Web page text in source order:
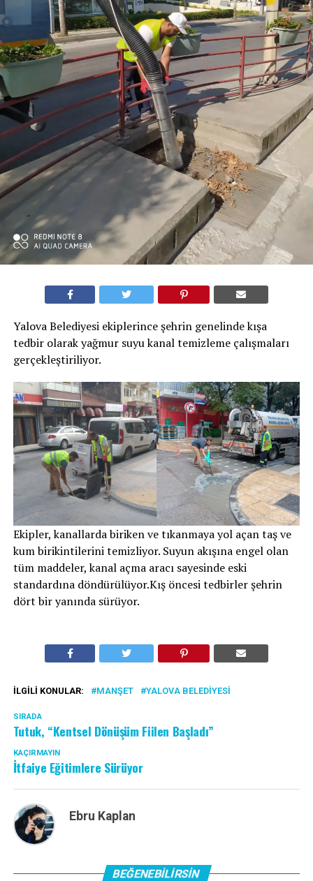
Yalova Belediyesi ekiplerince şehrin genelinde kışa
tedbir olarak yağmur suyu kanal temizleme çalışmaları
gerçekleştiriliyor.
Ekipler, kanallarda biriken ve tıkanmaya yol açan taş ve
kum birikintilerini temizliyor. Suyun akışına engel olan
tüm maddeler, kanal açma aracı sayesinde eski
standardına döndürülüyor.Kış öncesi tedbirler şehrin
dört bir yanında sürüyor.
İLGILI KONULAR: MANŞET YALOVA BELEDIYESI
SIRADA
Tutuk, “Kentsel Dönüşüm Fiilen Başladı”
KAÇIRMAYIN
İtfaiye Eğitimlere Sürüyor
Ebru Kaplan
BEĞENEBILIRSIN